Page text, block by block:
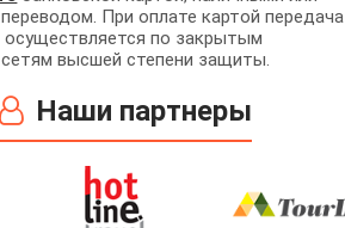
При оплате картой передача
по закрытым
высшей степени защиты.
Наши партнеры